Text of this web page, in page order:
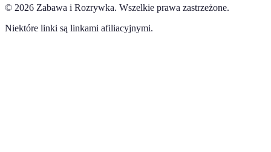
© 2026 Zabawa i Rozrywka. Wszelkie prawa zastrzeżone.
Niektóre linki są linkami afiliacyjnymi.